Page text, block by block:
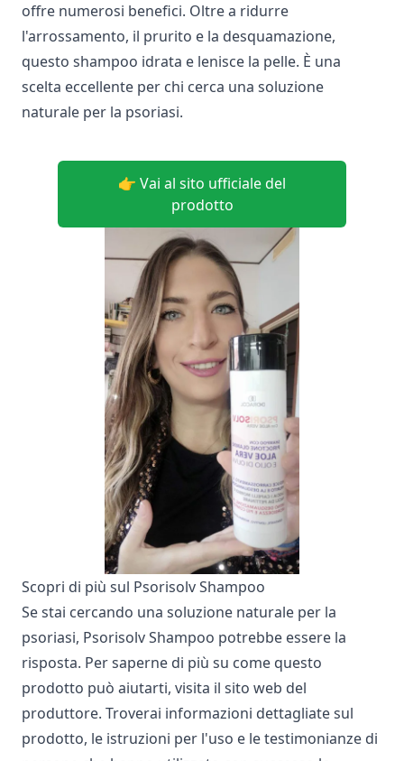
offre numerosi benefici. Oltre a ridurre
l'arrossamento, il prurito e la desquamazione,
questo shampoo idrata e lenisce la pelle. È una
scelta eccellente per chi cerca una soluzione
naturale per la psoriasi.
👉 Vai al sito ufficiale del
prodotto
Scopri di più sul Psorisolv Shampoo
Se stai cercando una soluzione naturale per la
psoriasi, Psorisolv Shampoo potrebbe essere la
risposta. Per saperne di più su come questo
prodotto può aiutarti, visita il sito web del
produttore. Troverai informazioni dettagliate sul
prodotto, le istruzioni per l'uso e le testimonianze di